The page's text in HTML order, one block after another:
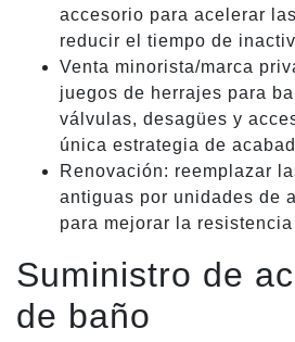
accesorio para acelerar
reducir el tiempo de
Venta minorista/marca
juegos de herrajes para
válvulas, desagües y
única estrategia de
Renovación: reemplazar
antiguas por unidades de
para mejorar la
Suministro de
de baño